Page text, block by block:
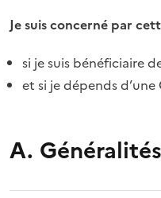
Je suis concerné par
si je suis bénéficiaire
et si je dépends d’une
A. Généralités